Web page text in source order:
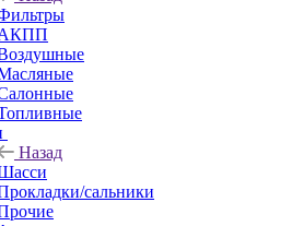
Назад
сальники